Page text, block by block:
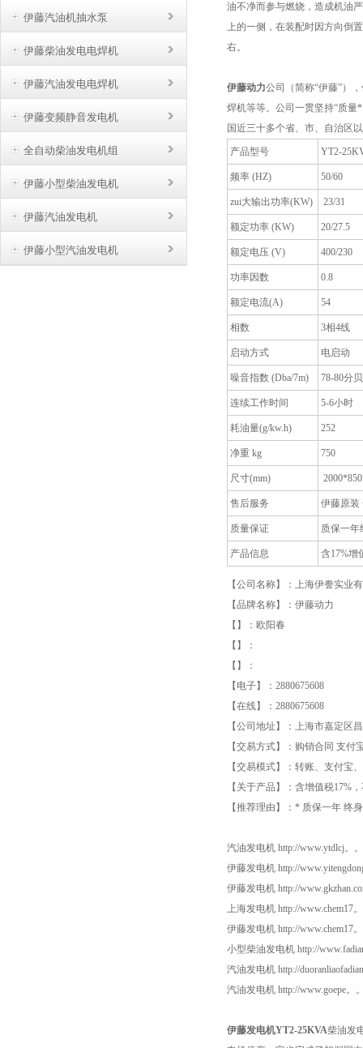
伊藤汽油机抽水泵
伊藤柴油发电电焊机
伊藤汽油发电电焊机
伊藤变频静音发电机
全自动柴油发电机组
伊藤小型柴油发电机
伊藤汽油发电机
伊藤小型汽油发电机
油不净而参与燃烧，造成机油
上的一侧，在装配时因方向倒
右。
伊藤动力公司（简称“伊藤”）
焊机等等。公司一贯坚持“质
国近三十多个省、市、自治区
产品型号 YT2-
频率 (HZ) 50/60
zui大输出功率(KW) 23/31
额定功率 (KW) 20/27.5
额定电压 (V) 400/230
功率因数 0.8
额定电流(A) 54
相数 3相4线
启动方式 电启动
噪音指数 (Dba/7m) 78-80分贝
连续工作时间 5-6小时
耗油量(g/kw.h) 252
净重 kg 750
尺寸(mm)
售后服务 伊藤原装
质量保证 质保一年
产品信息 含17%增
【公司名称】：上海伊誊实业
【品牌名称】：伊藤动力
【】：欧阳春
【】：
【】：
【电子】：2880675608
【在线】：2880675608
【公司地址】：上海市嘉定区
【交易方式】：购销合同 支付
【交易模式】：转账、支付宝
【关于产品】：含增值税17%
【推荐理由】：* 质保一年 终
汽油发电机 http://www.ytdlcj。
伊藤发电机 http://
伊藤发电机 http://
上海发电机 http://www.chem17
伊藤发电机 http://www.chem17
小型柴油发电机 http://
汽油发电机 http://
汽油发电机 http://www.goepe。
伊藤发电机YT2-25KVA柴油发